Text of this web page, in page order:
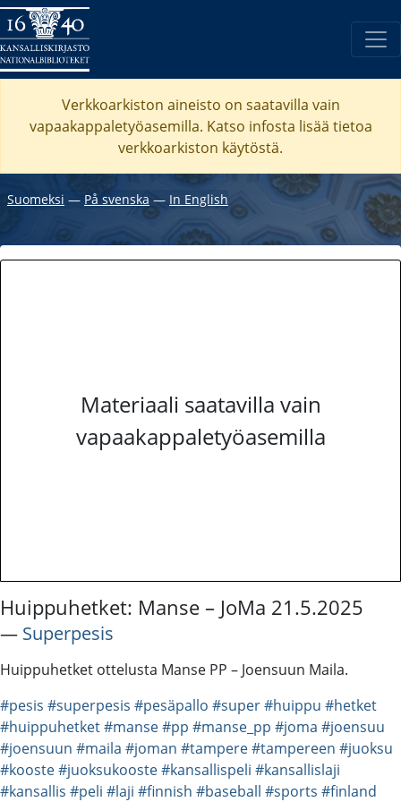
Verkkoarkiston aineisto on saatavilla vain
vapaakappaletyöasemilla. Katso infosta lisää tietoa
verkkoarkiston käytöstä.
Suomeksi ― På svenska ― In English
Materiaali saatavilla vain
vapaakappaletyöasemilla
Huippuhetket: Manse – JoMa 21.5.2025
― Superpesis
Huippuhetket ottelusta Manse PP – Joensuun Maila.
#pesis #superpesis #pesäpallo #super#huippu #hetket
#huippuhetket#manse#pp #manse_pp #joma #joensuu
#joensuun #maila #joman #tampere#tampereen #juoksu
#kooste#juoksukooste#kansallispeli #kansallislaji
#kansallis #peli #laji #finnish #baseball #sports #finland